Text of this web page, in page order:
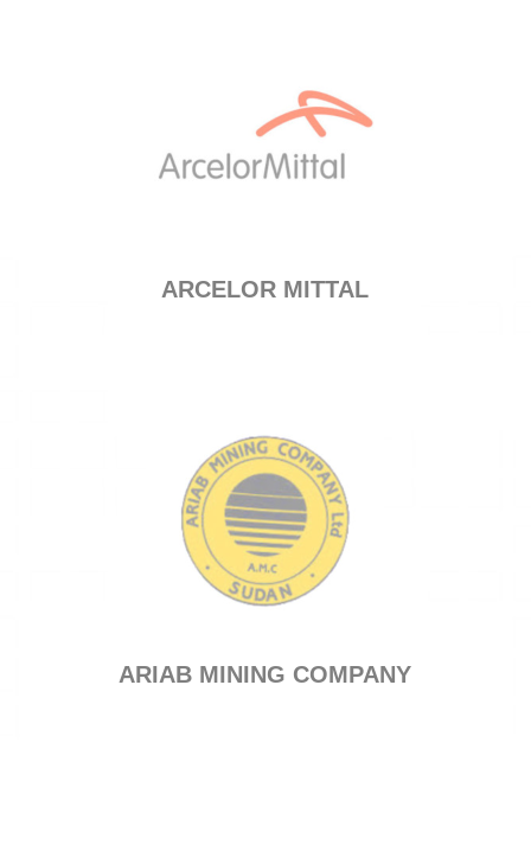
ARCELOR MITTAL
ARIAB MINING COMPANY